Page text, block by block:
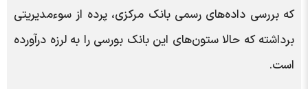
که بررسی داده‌های رسمی بانک مرکزی، پرده از سوءمدیریتی
برداشته که حالا ستون‌های این بانک بورسی را به لرزه درآورده
است.